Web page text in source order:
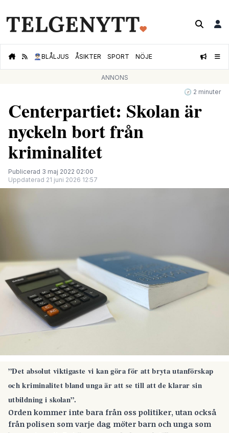
👮🏻‍♂️BLÅLJUS ÅSIKTER SPORT NÖJE
ANNONS
🕝 2 minuter
Centerpartiet: Skolan är
nyckeln bort från
kriminalitet
Publicerad 3 maj 2022 02:00
Uppdaterad 21 juni 2026 12:57
”Det absolut viktigaste vi kan göra för att bryta utanförskap
och kriminalitet bland unga är att se till att de klarar sin
utbildning i skolan”.
Orden kommer inte bara från oss politiker, utan också
från polisen som varje dag möter barn och unga som